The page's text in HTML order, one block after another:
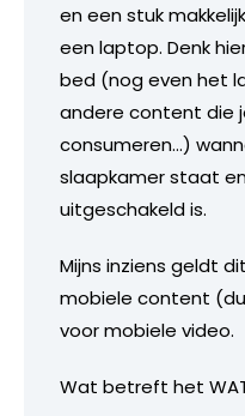
en een stuk
een laptop. Denk
bed (nog even het
andere content die
consumeren…)
slaapkamer staat
uitgeschakeld is.
Mijns inziens geldt
mobiele content
voor mobiele video.
Wat betreft het